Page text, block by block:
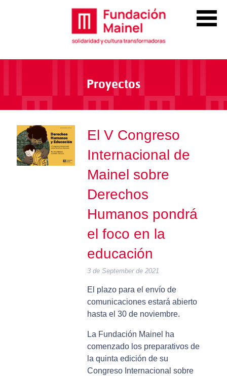
Proyectos
El V Congreso
Internacional de
Mainel sobre
Derechos
Humanos pondrá
el foco en la
educación
3 de September de 2021
El plazo para el envío de
comunicaciones estará abierto
hasta el 30 de noviembre.
La Fundación Mainel ha
comenzado los preparativos de
la quinta edición de su
Congreso Internacional sobre